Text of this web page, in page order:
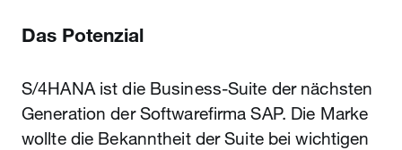
Das Potenzial
S/4HANA ist die Business-Suite der nächsten
Generation der Softwarefirma SAP. Die Marke
wollte die Bekanntheit der Suite bei wichtigen